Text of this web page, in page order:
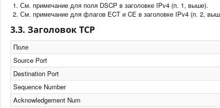
См. примечание для поля DSCP в заголовке IPv4 (п. 1, выше).
См. примечание для флагов ECT и CE в заголовке IPv4 (п. 2,
3.3. Заголовок TCP
Поле
Source Port
Destination Port
Sequence Number
Acknowledgement Num